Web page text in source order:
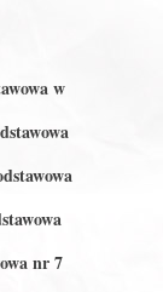
w
nr 7